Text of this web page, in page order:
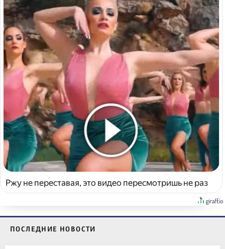
Ржу не переставая, это видео пересмотришь не раз
ПОСЛЕДНИЕ НОВОСТИ